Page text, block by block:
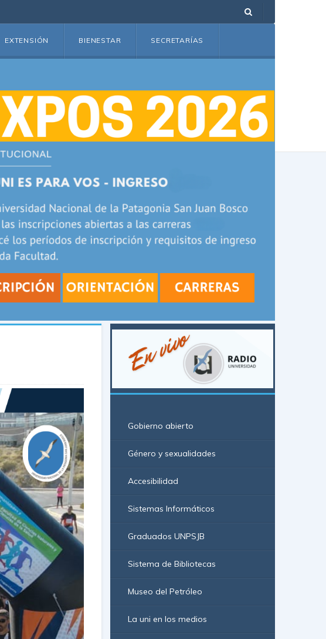
EXTENSIÓN BIENESTAR SECRETARÍAS
Gobierno abierto
Género y sexualidades
Accesibilidad
Sistemas Informáticos
Graduados UNPSJB
Sistema de Bibliotecas
Museo del Petróleo
La uni en los medios